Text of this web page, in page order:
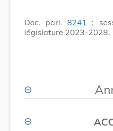
Doc. parl.8241
;
législature 2023-2028.